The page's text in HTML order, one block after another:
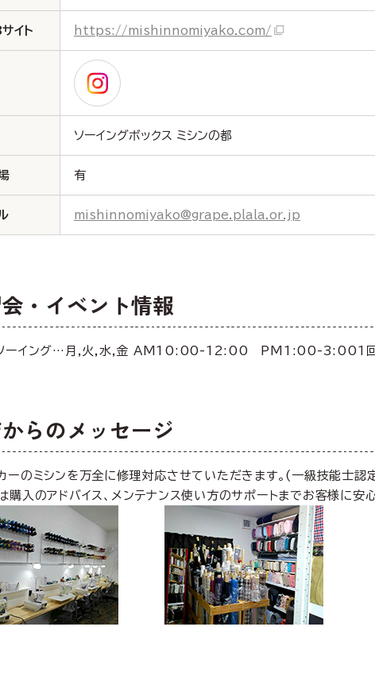
イト https://mishinnomiyako.com/
ソーイングボックス ミシンの都
有
mishinnomiyako@grape.plala.or.jp
・イベント情報
ーイング…月,火,水,金 AM10:00-12:00 PM1:00-3:001回２
らのメッセージ
ーのミシンを万全に修理対応させていただきます。(一級技能士認
購入のアドバイス、メンテナンス使い方のサポートまでお客様に安